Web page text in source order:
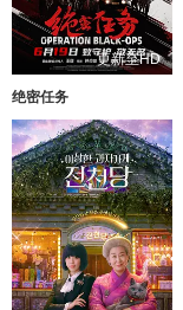
更新至HD
绝密任务